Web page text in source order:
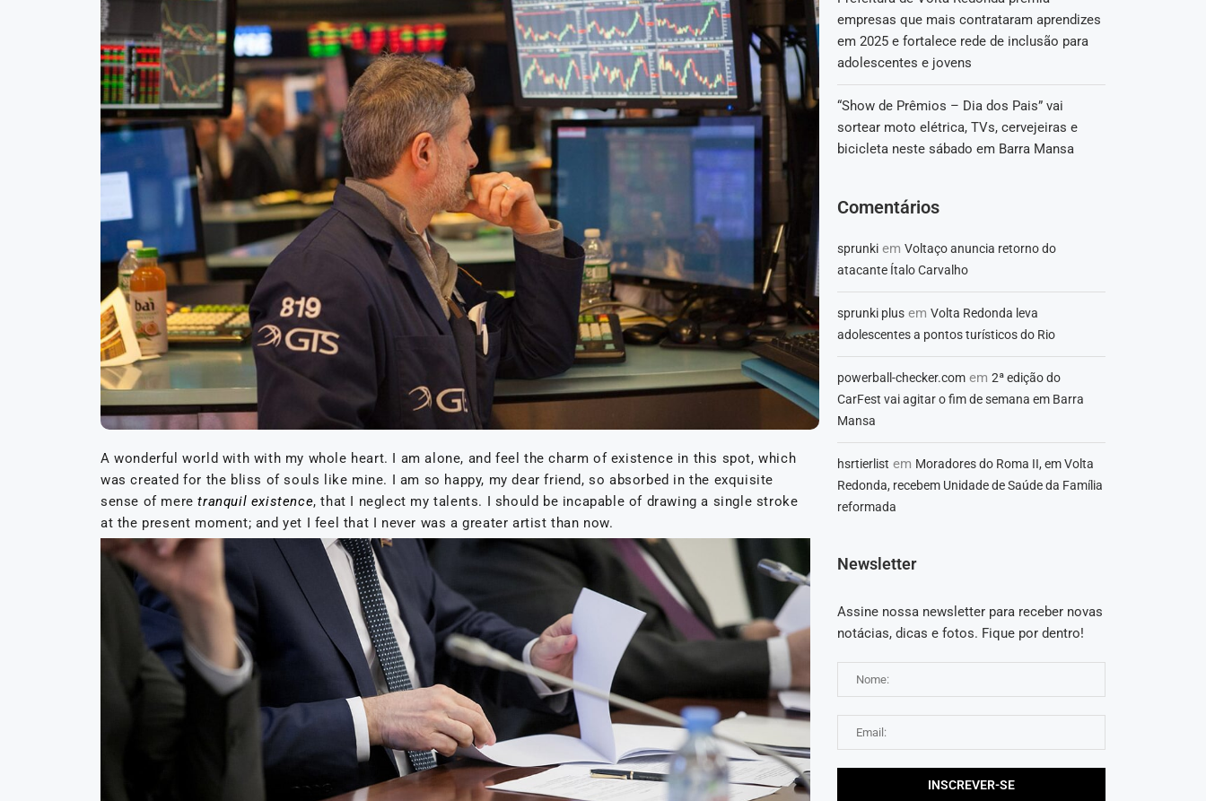
A wonderful world with with my whole heart. I am alone, and feel the charm of existence in this spot, which
was created for the bliss of souls like mine. I am so happy, my dear friend, so absorbed in the exquisite
sense of meretranquil existence, that I neglect my talents. I should be incapable of drawing a single stroke
at the present moment; and yet I feel that I never was a greater artist than now.
empresas que mais contrataram aprendizes
em 2025 e fortalece rede de inclusão para
adolescentes e jovens
“Show de Prêmios – Dia dos Pais” vai
sortear moto elétrica, TVs, cervejeiras e
bicicleta neste sábado em Barra Mansa
Comentários
sprunkiem Voltaço anuncia retorno do
atacante Ítalo Carvalho
sprunki plusem Volta Redonda leva
adolescentes a pontos turísticos do Rio
powerball-checker.comem 2ª edição do
CarFest vai agitar o fim de semana em Barra
Mansa
hsrtierlist em Moradores do Roma II, em Volta
Redonda, recebem Unidade de Saúde da Família
reformada
Newsletter
Assine nossa newsletter para receber novas
notácias, dicas e fotos. Fique por dentro!